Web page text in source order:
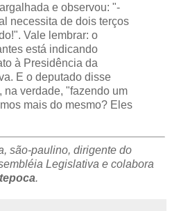
e observou: "-
necessita de dois terços
Vale lembrar: o
está indicando
à Presidência da
E o deputado disse
na verdade, "fazendo um
mais do mesmo? Eles
são-paulino, dirigente do
Legislativa e colabora
.